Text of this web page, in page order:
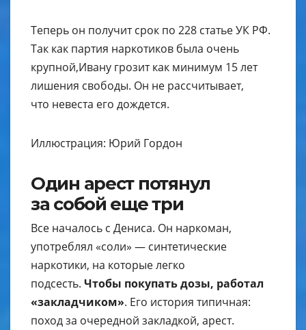
Теперь он получит срок по 228 статье УК РФ.
Так как партия наркотиков была очень
крупной,Ивану грозит как минимум 15 лет
лишения свободы. Он не рассчитывает,
что невеста его дождется.
Иллюстрация: Юрий Гордон
Один арест потянул
за собой еще три
Все началось с Дениса. Он наркоман,
употреблял «соли» — синтетические
наркотики, на которые легко
подсесть. Чтобы покупать дозы, работал
«закладчиком». Его история типичная:
поход за очередной закладкой, арест.